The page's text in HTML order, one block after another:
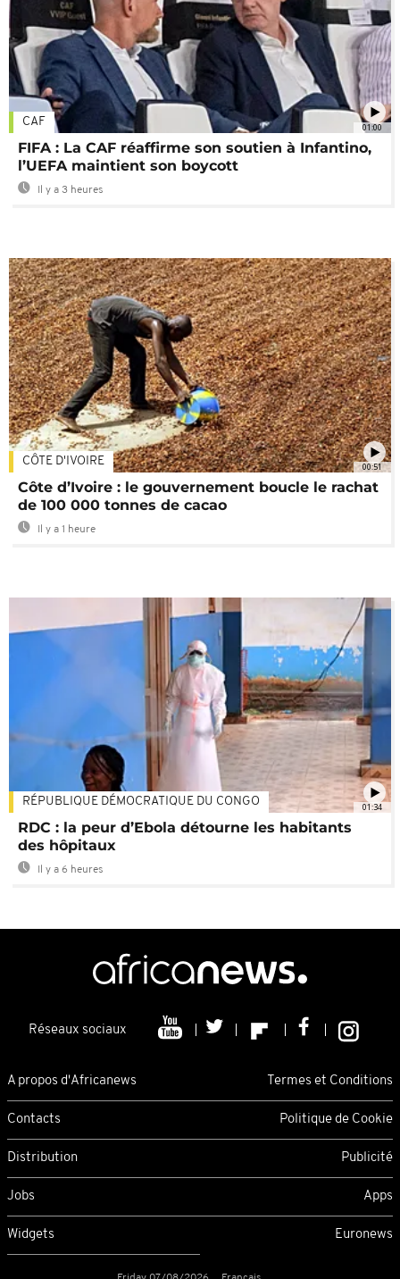
01:00
CAF
FIFA : La CAF réaffirme son soutien à Infantino,
l’UEFA maintient son boycott
Il y a 3 heures
00:51
CÔTE D'IVOIRE
Côte d’Ivoire : le gouvernement boucle le rachat
de 100 000 tonnes de cacao
Il y a 1 heure
01:34
RÉPUBLIQUE DÉMOCRATIQUE DU CONGO
RDC : la peur d’Ebola détourne les habitants
des hôpitaux
Il y a 6 heures
Réseaux sociaux
A propos d'Africanews Termes et Conditions
Contacts Politique de Cookie
Distribution Publicité
Jobs Apps
Widgets Euronews